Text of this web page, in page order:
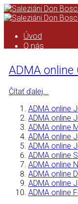
Úvod
O nás
História
Orave
Podcast
Kalendár
ASC
Kronika
Taktovka
ZMP
Úvod
Pravidlá
Zo života
ADMA online
Čítať ďalej...
ADMA online
ADMA online
ADMA online
ADMA online
ADMA online
ADMA online
ADMA online
ADMA online
ADMA online
ADMA online